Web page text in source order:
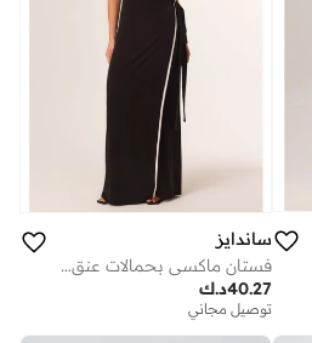
ساندايز
فستان ماكسي بحمالات عنق وربطة ليبرتي
د.ك40.27
توصيل مجاني